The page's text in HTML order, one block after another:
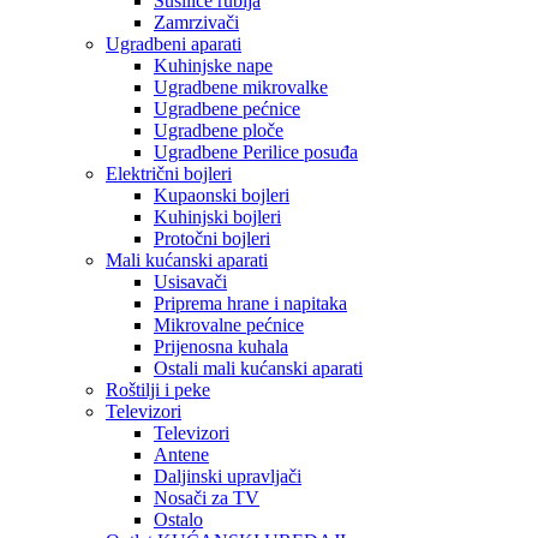
Zamrzivači
Ugradbeni aparati
Kuhinjske nape
Ugradbene mikrovalke
Ugradbene pećnice
Ugradbene ploče
Ugradbene Perilice posuđa
Električni bojleri
Kupaonski bojleri
Kuhinjski bojleri
Protočni bojleri
Mali kućanski aparati
Usisavači
Priprema hrane i napitaka
Mikrovalne pećnice
Prijenosna kuhala
Ostali mali kućanski aparati
Roštilji i peke
Televizori
Televizori
Antene
Daljinski upravljači
Nosači za TV
Ostalo